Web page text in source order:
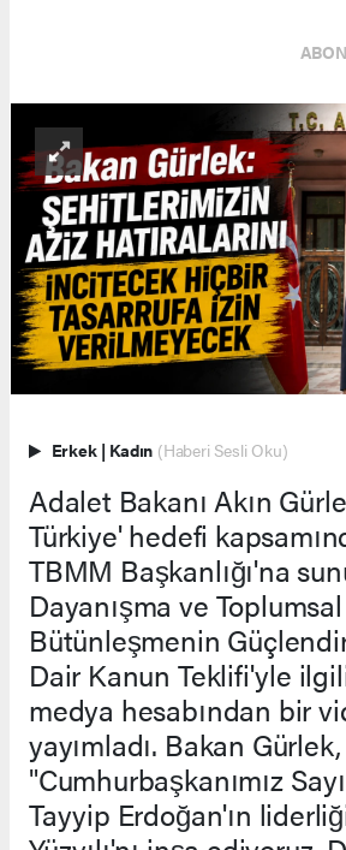
Erkek | Kadın (Haberi Sesli Oku)
Adalet Bakanı Akın
Türkiye' hedefi
TBMM Başkanlığı'na
Dayanışma ve Toplumsal
Bütünleşmenin
Dair Kanun Teklifi'yle
medya hesabından bir
yayımladı. Bakan Gürlek,
"Cumhurbaşkanımız
Tayyip Erdoğan'ın